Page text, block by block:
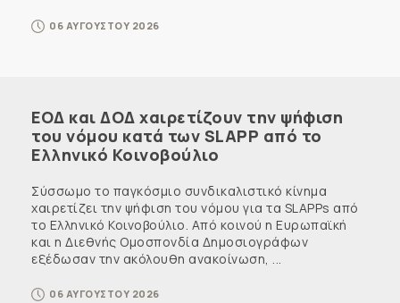
06 ΑΥΓΟΥΣΤΟΥ 2026
ΕΟΔ και ΔΟΔ χαιρετίζουν την ψήφιση
του νόμου κατά των SLAPP από το
Ελληνικό Κοινοβούλιο
Σύσσωμο το παγκόσμιο συνδικαλιστικό κίνημα
χαιρετίζει την ψήφιση του νόμου για τα SLAPPs από
το Ελληνικό Κοινοβούλιο. Από κοινού η Ευρωπαϊκή
και η Διεθνής Ομοσπονδία Δημοσιογράφων
εξέδωσαν την ακόλουθη ανακοίνωση, ...
06 ΑΥΓΟΥΣΤΟΥ 2026